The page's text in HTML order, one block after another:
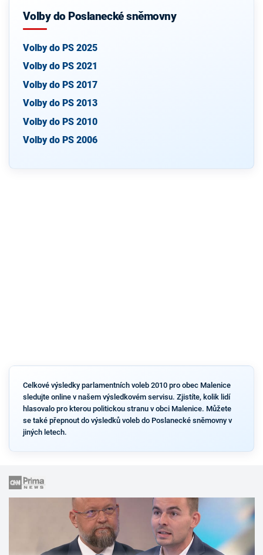
Volby do Poslanecké sněmovny
Volby do PS 2025
Volby do PS 2021
Volby do PS 2017
Volby do PS 2013
Volby do PS 2010
Volby do PS 2006
Celkové výsledky parlamentních voleb 2010 pro obec Malenice
sledujte online v našem výsledkovém servisu. Zjistíte, kolik lidí
hlasovalo pro kterou politickou stranu v obci Malenice. Můžete
se také přepnout do výsledků voleb do Poslanecké sněmovny v
jiných letech.